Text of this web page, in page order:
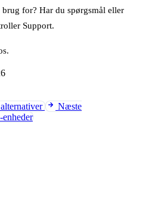
for? Har du spørgsmål eller
Support.
Næste